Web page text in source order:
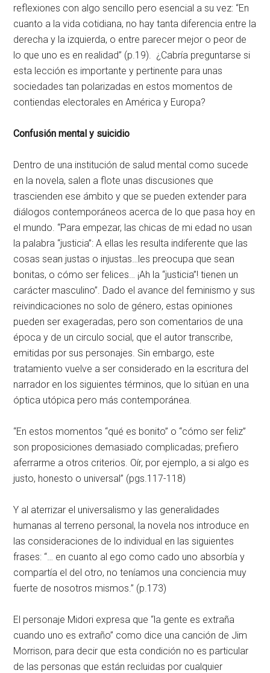
reflexiones con algo sencillo pero esencial a su vez: “En
cuanto a la vida cotidiana, no hay tanta diferencia entre la
derecha y la izquierda, o entre parecer mejor o peor de
lo que uno es en realidad” (p.19). ¿Cabría preguntarse si
esta lección es importante y pertinente para unas
sociedades tan polarizadas en estos momentos de
contiendas electorales en América y Europa?
Confusión mental y suicidio
Dentro de una institución de salud mental como sucede
en la novela, salen a flote unas discusiones que
trascienden ese ámbito y que se pueden extender para
diálogos contemporáneos acerca de lo que pasa hoy en
el mundo. “Para empezar, las chicas de mi edad no usan
la palabra “justicia”: A ellas les resulta indiferente que las
cosas sean justas o injustas…les preocupa que sean
bonitas, o cómo ser felices… ¡Ah la “justicia”! tienen un
carácter masculino”. Dado el avance del feminismo y sus
reivindicaciones no solo de género, estas opiniones
pueden ser exageradas, pero son comentarios de una
época y de un circulo social, que el autor transcribe,
emitidas por sus personajes. Sin embargo, este
tratamiento vuelve a ser considerado en la escritura del
narrador en los siguientes términos, que lo sitúan en una
óptica utópica pero más contemporánea.
“En estos momentos “qué es bonito” o “cómo ser feliz”
son proposiciones demasiado complicadas; prefiero
aferrarme a otros criterios. Oír, por ejemplo, a si algo es
justo, honesto o universal” (pgs.117-118)
Y al aterrizar el universalismo y las generalidades
humanas al terreno personal, la novela nos introduce en
las consideraciones de lo individual en las siguientes
frases: “… en cuanto al ego como cado uno absorbía y
compartía el del otro, no teníamos una conciencia muy
fuerte de nosotros mismos.” (p.173)
El personaje Midori expresa que “la gente es extraña
cuando uno es extraño” como dice una canción de Jim
Morrison, para decir que esta condición no es particular
de las personas que están recluidas por cualquier